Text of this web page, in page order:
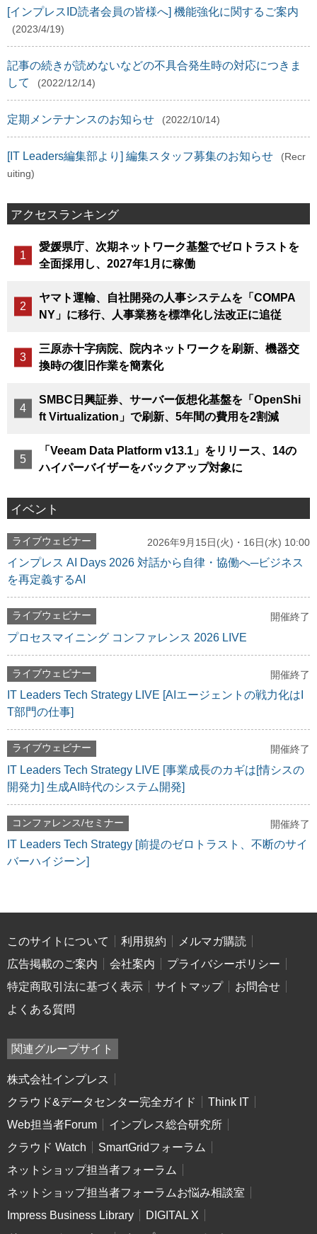
[インプレスID読者会員の皆様へ] 機能強化に関するご案内
(2023/4/19)
記事の続きが読めないなどの不具合発生時の対応につきま
して
(2022/12/14)
定期メンテナンスのお知らせ (2022/10/14)
[IT Leaders編集部より] 編集スタッフ募集のお知らせ
(Recr
uiting)
アクセスランキング
愛媛県庁、次期ネットワーク基盤でゼロトラストを
全面採用し、2027年1月に稼働
ヤマト運輸、自社開発の人事システムを「COMPA
NY」に移行、人事業務を標準化し法改正に追従
三原赤十字病院、院内ネットワークを刷新、機器交
換時の復旧作業を簡素化
SMBC日興証券、サーバー仮想化基盤を「OpenShi
ft Virtualization」で刷新、5年間の費用を2割減
「Veeam Data Platform v13.1」をリリース、14の
ハイパーバイザーをバックアップ対象に
イベント
ライブウェビナー 2026年9月15日(火)・16日(水) 10:00
インプレス AI Days 2026 対話から自律・協働へ─ビジネス
を再定義するAI
ライブウェビナー 開催終了
プロセスマイニング コンファレンス 2026 LIVE
ライブウェビナー 開催終了
IT Leaders Tech Strategy LIVE [AIエージェントの戦力化はI
T部門の仕事]
ライブウェビナー 開催終了
IT Leaders Tech Strategy LIVE [事業成長のカギは[情シスの
開発力] 生成AI時代のシステム開発]
コンファレンス/セミナー 開催終了
IT Leaders Tech Strategy [前提のゼロトラスト、不断のサイ
バーハイジーン]
このサイトについて 利用規約
メルマガ購読
広告掲載のご案内
会社案内
プライバシーポリシー
特定商取引法に基づく表示
サイトマップ
お問合せ
よくある質問
関連グループサイト
株式会社インプレス
クラウド&データセンター完全ガイド
Think IT
Web担当者Forum
インプレス総合研究所
クラウド Watch
SmartGridフォーラム
ネットショップ担当者フォーラム
ネットショップ担当者フォーラムお悩み相談室
Impress Business Library
DIGITAL X